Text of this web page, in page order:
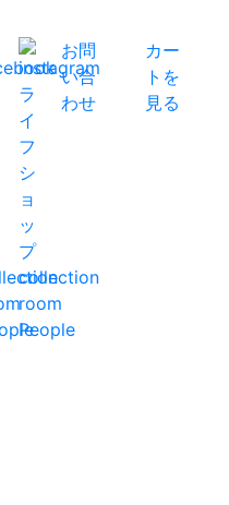
お問
い合
わせ
カー
トを
見る